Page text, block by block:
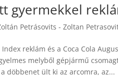
gyermekkel
Petrásovits - Zoltan
Index reklám és a Coca Cola
melyből gépjármű
döbbenet ült ki az arcomra, az...